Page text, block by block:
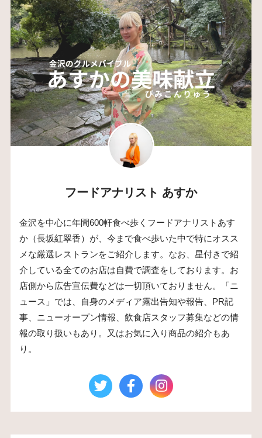
フードアナリスト あすか
金沢を中心に年間600軒食べ歩くフードアナリストあす
か（長坂紅翠香）が、今まで食べ歩いた中で特にオスス
メな厳選レストランをご紹介します。なお、星付きで紹
介している全てのお店は自費で調査をしております。お
店側から広告宣伝費などは一切頂いておりません。「ニ
ュース」では、自身のメディア露出告知や報告、PR記
事、ニューオープン情報、飲食店スタッフ募集などの情
報の取り扱いもあり。又はお気に入り商品の紹介もあ
り。